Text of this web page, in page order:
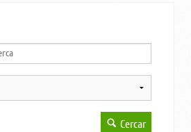
Cercar